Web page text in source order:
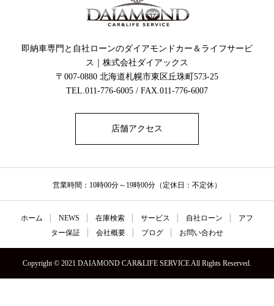
即納車専門と自社ローンのダイアモンドカー＆ライフサービ
ス｜株式会社ダイアックス
〒007-0880 北海道札幌市東区丘珠町573-25
TEL.011-776-6005 / FAX.011-776-6007
店舗アクセス
営業時間：10時00分～19時00分（定休日：不定休）
ホーム NEWS 在庫検索 サービス 自社ローン
アフ
ター保証
会社概要 ブログ お問い合わせ
Copyright © 2021 DAIAMOND CAR&LIFE SERVICE All Rights Reserved.